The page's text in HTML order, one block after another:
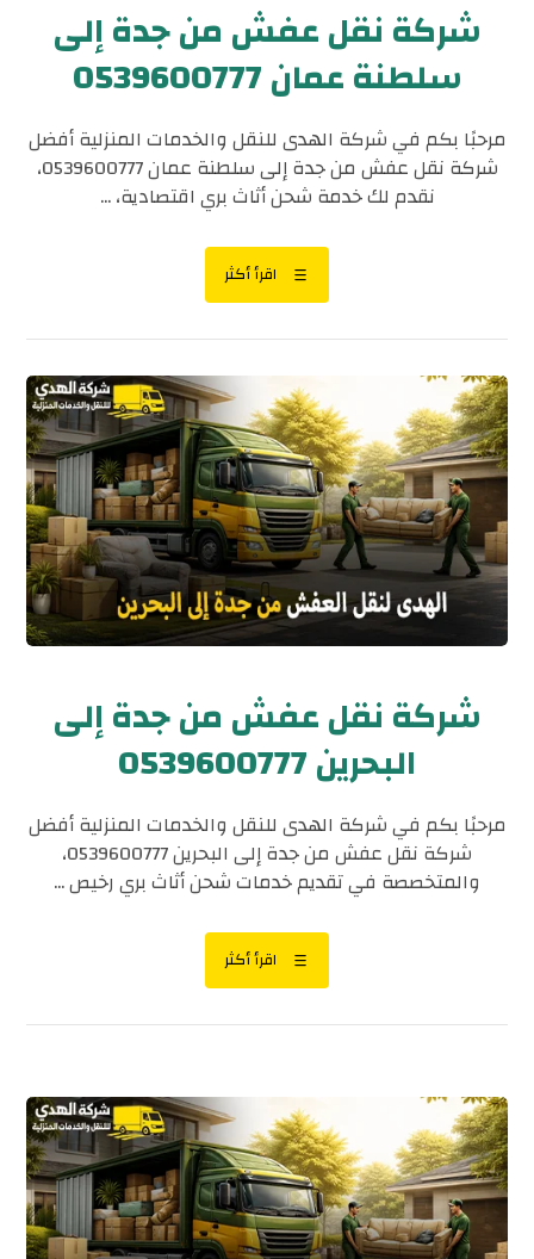
شركة نقل عفش من جدة إلى
سلطنة عمان 0539600777
مرحبًا بكم في شركة الهدى للنقل والخدمات المنزلية أفضل
شركة نقل عفش من جدة إلى سلطنة عمان 0539600777،
نقدم لك خدمة شحن أثاث بري اقتصادية، ...
اقرأ أكثر
شركة نقل عفش من جدة إلى
البحرين 0539600777
مرحبًا بكم في شركة الهدى للنقل والخدمات المنزلية أفضل
شركة نقل عفش من جدة إلى البحرين 0539600777،
والمتخصصة في تقديم خدمات شحن أثاث بري رخيص ...
اقرأ أكثر